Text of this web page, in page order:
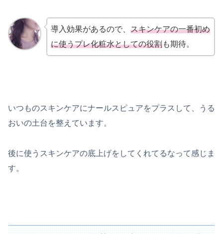
導入効果があるので、 スキンケアの一番初め
に使うプレ化粧水としての役割も期待。
いつものスキンケアにナールスピュアをプラスして、うる
おいの土台を整えています。
後に使うスキンケアの底上げをしてくれてるなって感じま
す。